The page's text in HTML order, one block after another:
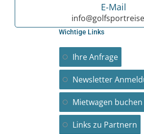
E-Mail
Wichtige Links
Ihre Anfrage
Newsletter
Mietwagen buchen
Links zu Partnern